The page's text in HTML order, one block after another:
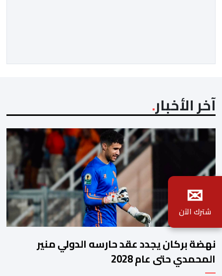
من طرف اللجنة التقنية التي واكبت كل […]
آخر الأخبار
نهضة بركان يجدد عقد حارسه الدولي منير
المحمدي حتى عام 2028
✉
شترك الآن